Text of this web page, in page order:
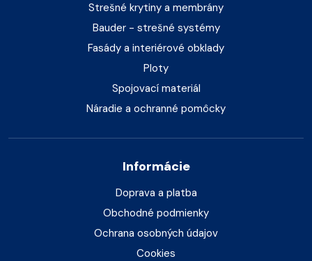
Strešné krytiny a membrány
Bauder - strešné systémy
Fasády a interiérové obklady
Ploty
Spojovací materiál
Náradie a ochranné pomôcky
Informácie
Doprava a platba
Obchodné podmienky
Ochrana osobných údajov
Cookies